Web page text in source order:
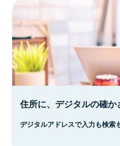
住所に、デジタルの確か
デジタルアドレスで入力も検索